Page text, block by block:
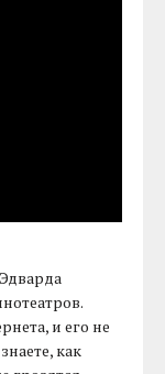
и его не
как